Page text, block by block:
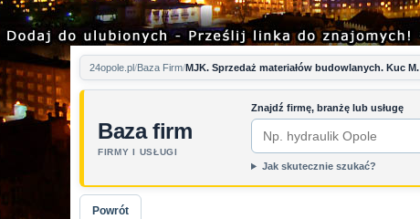
24opole.pl Baza Firm MJK. Sprzedaż materiałów budowlanych. Kuc M.
Baza firm
FIRMY I USŁUGI
Znajdź firmę, branżę lub usługę
Jak skutecznie szukać?
Powrót